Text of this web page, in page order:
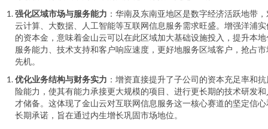
强化区域市场与服务能力 ：华南及东南亚地区是数字经济活跃地带
云计算、大数据、人工智能等互联网信息服务需求旺盛。增强洋浦实
的资本金，意味着金山云可以在此区域加大基础设施投入，提升本地
服务能力、技术支持和客户响应速度，更好地服务区域客户，抢占市
先机。
优化业务结构与财务实力 ：增资直接提升了子公司的资本充足率和
险能力，使其有能力承接更大规模的项目、进行更长期的技术研发和
才储备。这体现了金山云对互联网信息服务这一核心赛道的坚定信心
长期承诺，旨在通过内生增长巩固市场地位。